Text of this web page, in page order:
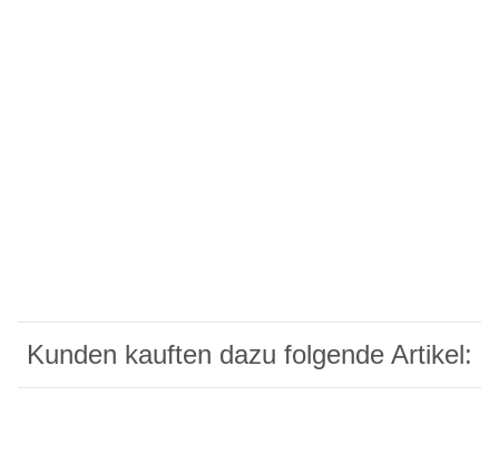
Kunden kauften dazu folgende Artikel: